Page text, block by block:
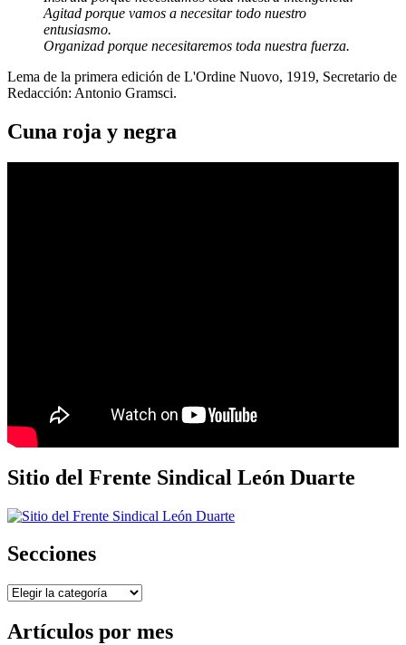
Agitad porque vamos a necesitar todo nuestro
entusiasmo.
Organizad porque necesitaremos toda nuestra fuerza.
Lema de la primera edición de L'Ordine Nuovo, 1919, Secretario de
Redacción: Antonio Gramsci.
Cuna roja y negra
Sitio del Frente Sindical León Duarte
Secciones
Secciones
Artículos por mes